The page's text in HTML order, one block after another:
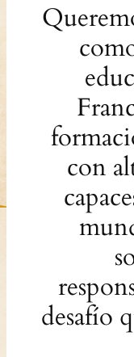
con
desafío